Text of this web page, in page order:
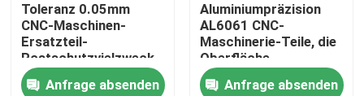
Haus
Produkte
Toleranz 0.05mm
CNC-Maschinen-
Ersatzteil-
Rostschutzvielzweck
Anfrage absenden
Aluminiumpräzision
AL6061 CNC-
Maschinerie-Teile, die
Oberfläche
anodisieren
Anfrage absenden